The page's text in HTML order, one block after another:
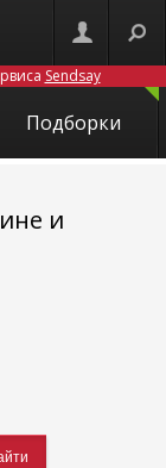
Sendsay
Подборки
и